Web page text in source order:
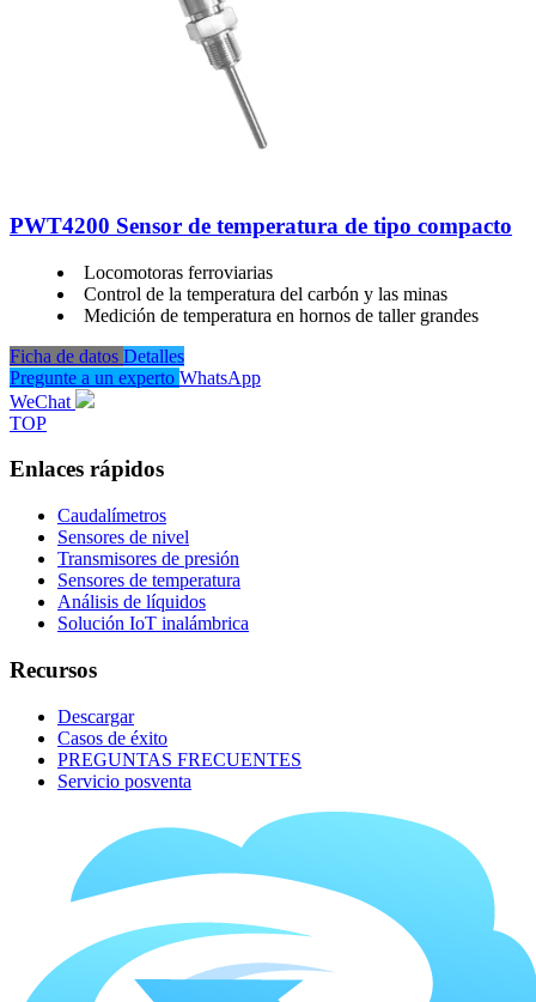
PWT4200 Sensor de temperatura de tipo compacto
Locomotoras ferroviarias
Control de la temperatura del carbón y las minas
Medición de temperatura en hornos de taller grandes
Ficha de datos Detalles
Pregunte a un experto WhatsApp
WeChat
TOP
Enlaces rápidos
Caudalímetros
Sensores de nivel
Transmisores de presión
Sensores de temperatura
Análisis de líquidos
Solución IoT inalámbrica
Recursos
Descargar
Casos de éxito
PREGUNTAS FRECUENTES
Servicio posventa